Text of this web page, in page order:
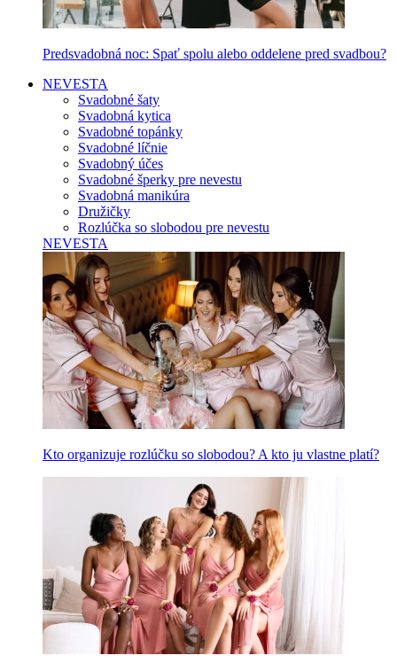
Predsvadobná noc: Spať spolu alebo oddelene pred svadbou?
NEVESTA
Svadobné šaty
Svadobná kytica
Svadobné topánky
Svadobné líčnie
Svadobný účes
Svadobné šperky pre nevestu
Svadobná manikúra
Družičky
Rozlúčka so slobodou pre nevestu
NEVESTA
Kto organizuje rozlúčku so slobodou? A kto ju vlastne platí?